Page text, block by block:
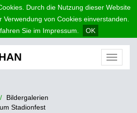
Durch die Nutzung dieser Website
von Cookies einverstanden.
Sie im Impressum.
OK
Menü
Bildergalerien
Stadionfest